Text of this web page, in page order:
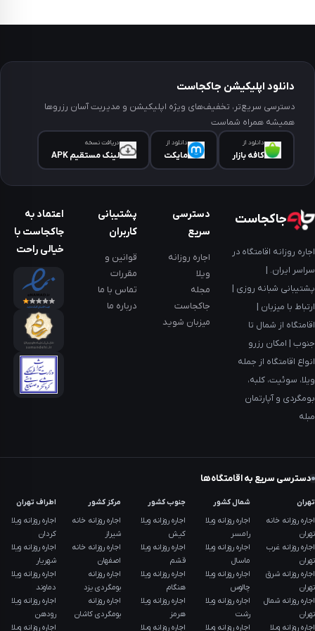
دانلود اپلیکیشن جاکجاست
دسترسی سریع‌تر، تخفیف‌های ویژه اپلیکیشن و مدیریت آسان رزروها
همیشه همراه شماست
دانلود از
کافه‌ بازار
دانلود از
مایکت
دریافت نسخه
لینک مستقیم APK
جاکجاست
اجاره روزانه اقامتگاه در
سراسر ایران. |
پشتیبانی شبانه روزی |
ارتباط با میزبان |
اقامتگاه از شمال تا
جنوب | امکان رزرو
انواع اقامتگاه از جمله
ویلا، سوئیت، کلبه،
بومگردی و آپارتمان
مبله
دسترسی
سریع
اجاره روزانه
ویلا
مجله
جاکجاست
میزبان شوید
پشتیبانی
کاربران
قوانین و
مقررات
تماس با ما
درباره ما
اعتماد به
جاکجاست با
خیالی راحت
دسترسی سریع به اقامتگاه‌ها
تهران
اجاره روزانه خانه
تهران
اجاره روزانه غرب
تهران
اجاره روزانه شرق
تهران
اجاره روزانه شمال
تهران
اجاره روزانه ویلا
شمال کشور
اجاره روزانه ویلا
رامسر
اجاره روزانه ویلا
ماسال
اجاره روزانه ویلا
چالوس
اجاره روزانه ویلا
رشت
اجاره روزانه ویلا
جنوب کشور
اجاره روزانه ویلا
کیش
اجاره روزانه ویلا
قشم
اجاره روزانه ویلا
هنگام
اجاره روزانه ویلا
هرمز
اجاره روزانه ویلا
مرکز کشور
اجاره روزانه خانه
شیراز
اجاره روزانه خانه
اصفهان
اجاره روزانه
بومگردی یزد
اجاره روزانه
بومگردی کاشان
اطراف تهران
اجاره روزانه ویلا
کردان
اجاره روزانه ویلا
شهریار
اجاره روزانه ویلا
دماوند
اجاره روزانه ویلا
رودهن
اجاره روزانه ویلا